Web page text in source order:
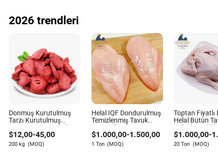
sağlamaktadır.
2026 trendleri
Donmuş Kurutulmuş
Tarzı Kurutulmuş
Meyve Kuru Meyveler
$12,00-45,00
200 kg (MOQ)
Helal IQF Dondurulmuş
Temizlenmiş Tavuk
Göğsü İhracat için En
İyi Helal Tedarikçi
$1.000,00-1.500,00
1 Ton (MOQ)
Toptan Fiyatlı
Helal Bütün
Kaliteli
Gıdası, Pratik
Hazırlanmış
Tavuk
$1.000,00-
20 Ton (MOQ)